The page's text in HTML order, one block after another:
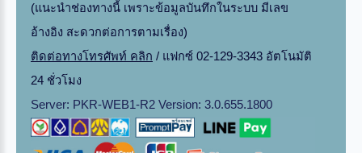
(แนะนำช่องทางนี้ เพราะข้อมูลบันทึกในระบบ มีเลข
อ้างอิง สะดวกต่อการตามเรื่อง)
ติดต่อทางโทรศัพท์ คลิก / แฟกซ์ 02-129-3343 อัตโนมัติ
24 ชั่วโมง
Server: PKR-WEB1-R2 Version: 3.0.655.1800